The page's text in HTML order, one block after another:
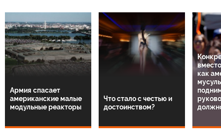
Армия спасает
американские малые
модульные реакторы
Что стало с честью и
достоинством?
как